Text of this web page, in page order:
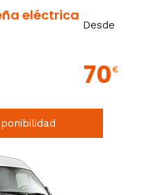
eléctrica
Desde
70 €